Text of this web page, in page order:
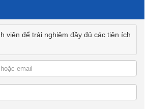
viên để trải nghiệm đầy đủ các tiện ích